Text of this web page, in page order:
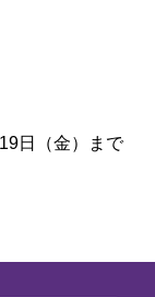
日（金）まで